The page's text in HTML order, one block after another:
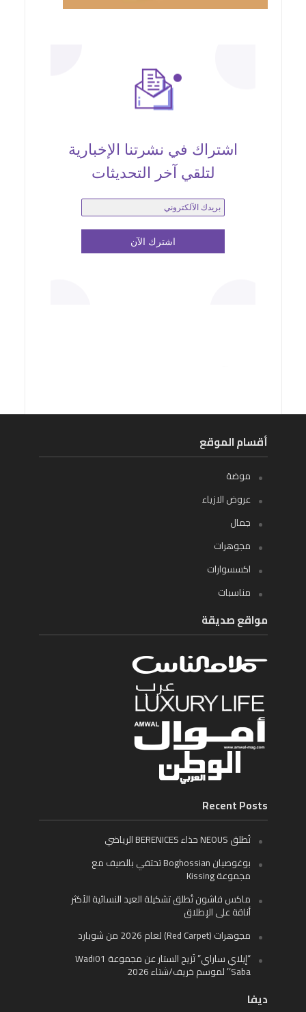
اشتراك في نشرتنا الإخبارية
لتلقي آخر التحديثات
أقسام الموقع
موضة
عروض الازياء
جمال
مجوهرات
اكسسوارات
مناسبات
مواقع صديقة
Recent Posts
تُطلق NEOUS حذاء BERENICES الرياضي
بوغوصيان Boghossian تحتفي بالصيف مع
مجموعة Kissing
ماكس فاشون تُطلق تشكيلة العيد النسائية الأكثر
أناقة على الإطلاق
مجوهرات (Red Carpet) لعام 2026 من شوبارد
“إيلاي ساراي” تُزيح الستار عن مجموعة Wadi01
‘Saba’ لموسم خريف/شتاء 2026
ديفا